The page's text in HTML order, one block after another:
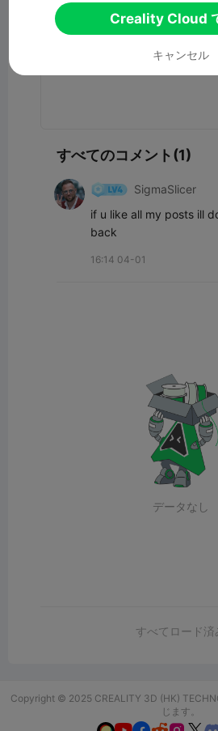
すべてのコメント(1)
SigmaSlicer
if u like all my posts ill
back
16:14 04-01
データなし
すべてロード済
Copyright © 2025 CREALITY 3D (HK)
じます。
Creality Cloud
キャンセル